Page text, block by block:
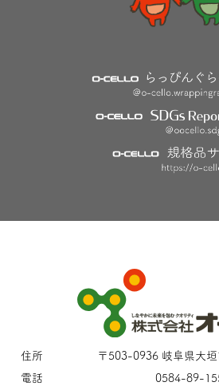
住所
〒503-0936 岐阜県大
電話
0584-89-